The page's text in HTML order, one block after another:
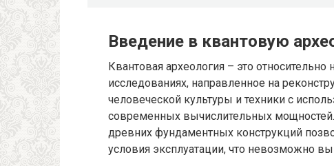
Введение в квантовую
Квантовая археология – это
исследованиях, направленное на
человеческой культуры и техники с
современных вычислительных
древних фундаментных конструкций
условия эксплуатации, что невозможно